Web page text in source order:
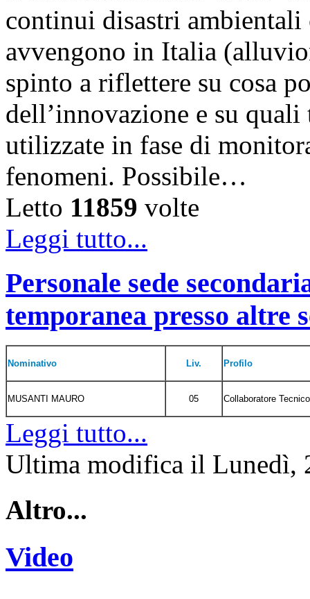
continui disastri ambientali
avvengono in Italia
spinto a riflettere su cosa
dell’innovazione e su quali
utilizzate in fase di
fenomeni. Possibile…
Letto 11859 volte
Leggi tutto...
Personale sede
temporanea presso altre
Nominativo Liv. Profilo
MUSANTI MAURO 05 Collaboratore Tecnico
Leggi tutto...
Ultima modifica il Lunedì,
Altro...
Video